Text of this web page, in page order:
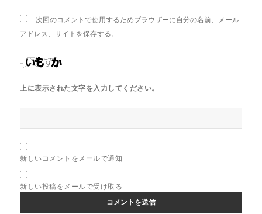
次回のコメントで使用するためブラウザーに自分の名前、メール
アドレス、サイトを保存する。
上に表示された文字を入力してください。
新しいコメントをメールで通知
新しい投稿をメールで受け取る